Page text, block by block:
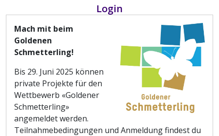
Login
Mach mit beim
Goldenen
Schmetterling!
Bis 29. Juni 2025 können
private Projekte für den
Wettbewerb «Goldener
Schmetterling»
angemeldet werden.
Teilnahmebedingungen und Anmeldung findest du